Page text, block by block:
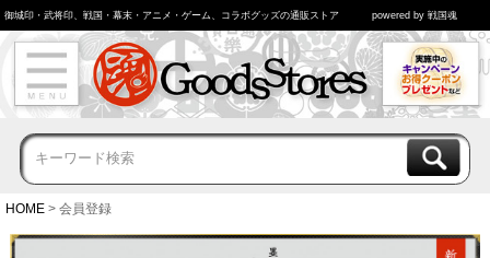
御城印・武将印、戦国・幕末・アニメ・ゲーム、コラボグッズの通販ストア powered by 戦国魂
HOME 会員登録